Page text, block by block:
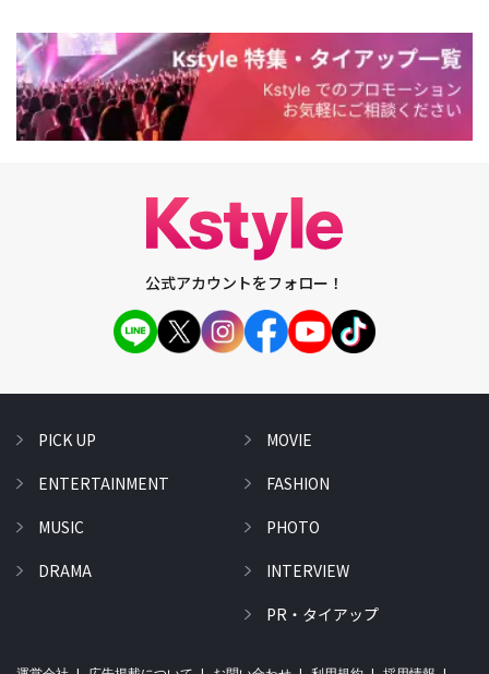
公式アカウントをフォロー！
PICK UP
ENTERTAINMENT
MUSIC
DRAMA
MOVIE
FASHION
PHOTO
INTERVIEW
PR・タイアップ